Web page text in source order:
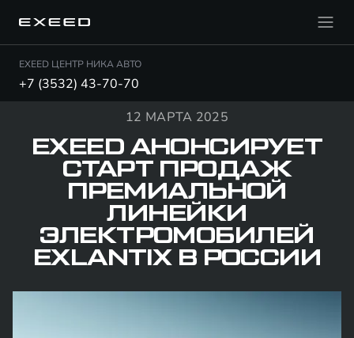
EXEED ЦЕНТР НИКА АВТО
+7 (3532) 43-70-70
12 МАРТА 2025
EXEED АНОНСИРУЕТ
СТАРТ ПРОДАЖ
ПРЕМИАЛЬНОЙ
ЛИНЕЙКИ
ЭЛЕКТРОМОБИЛЕЙ
EXLANTIX В РОССИИ